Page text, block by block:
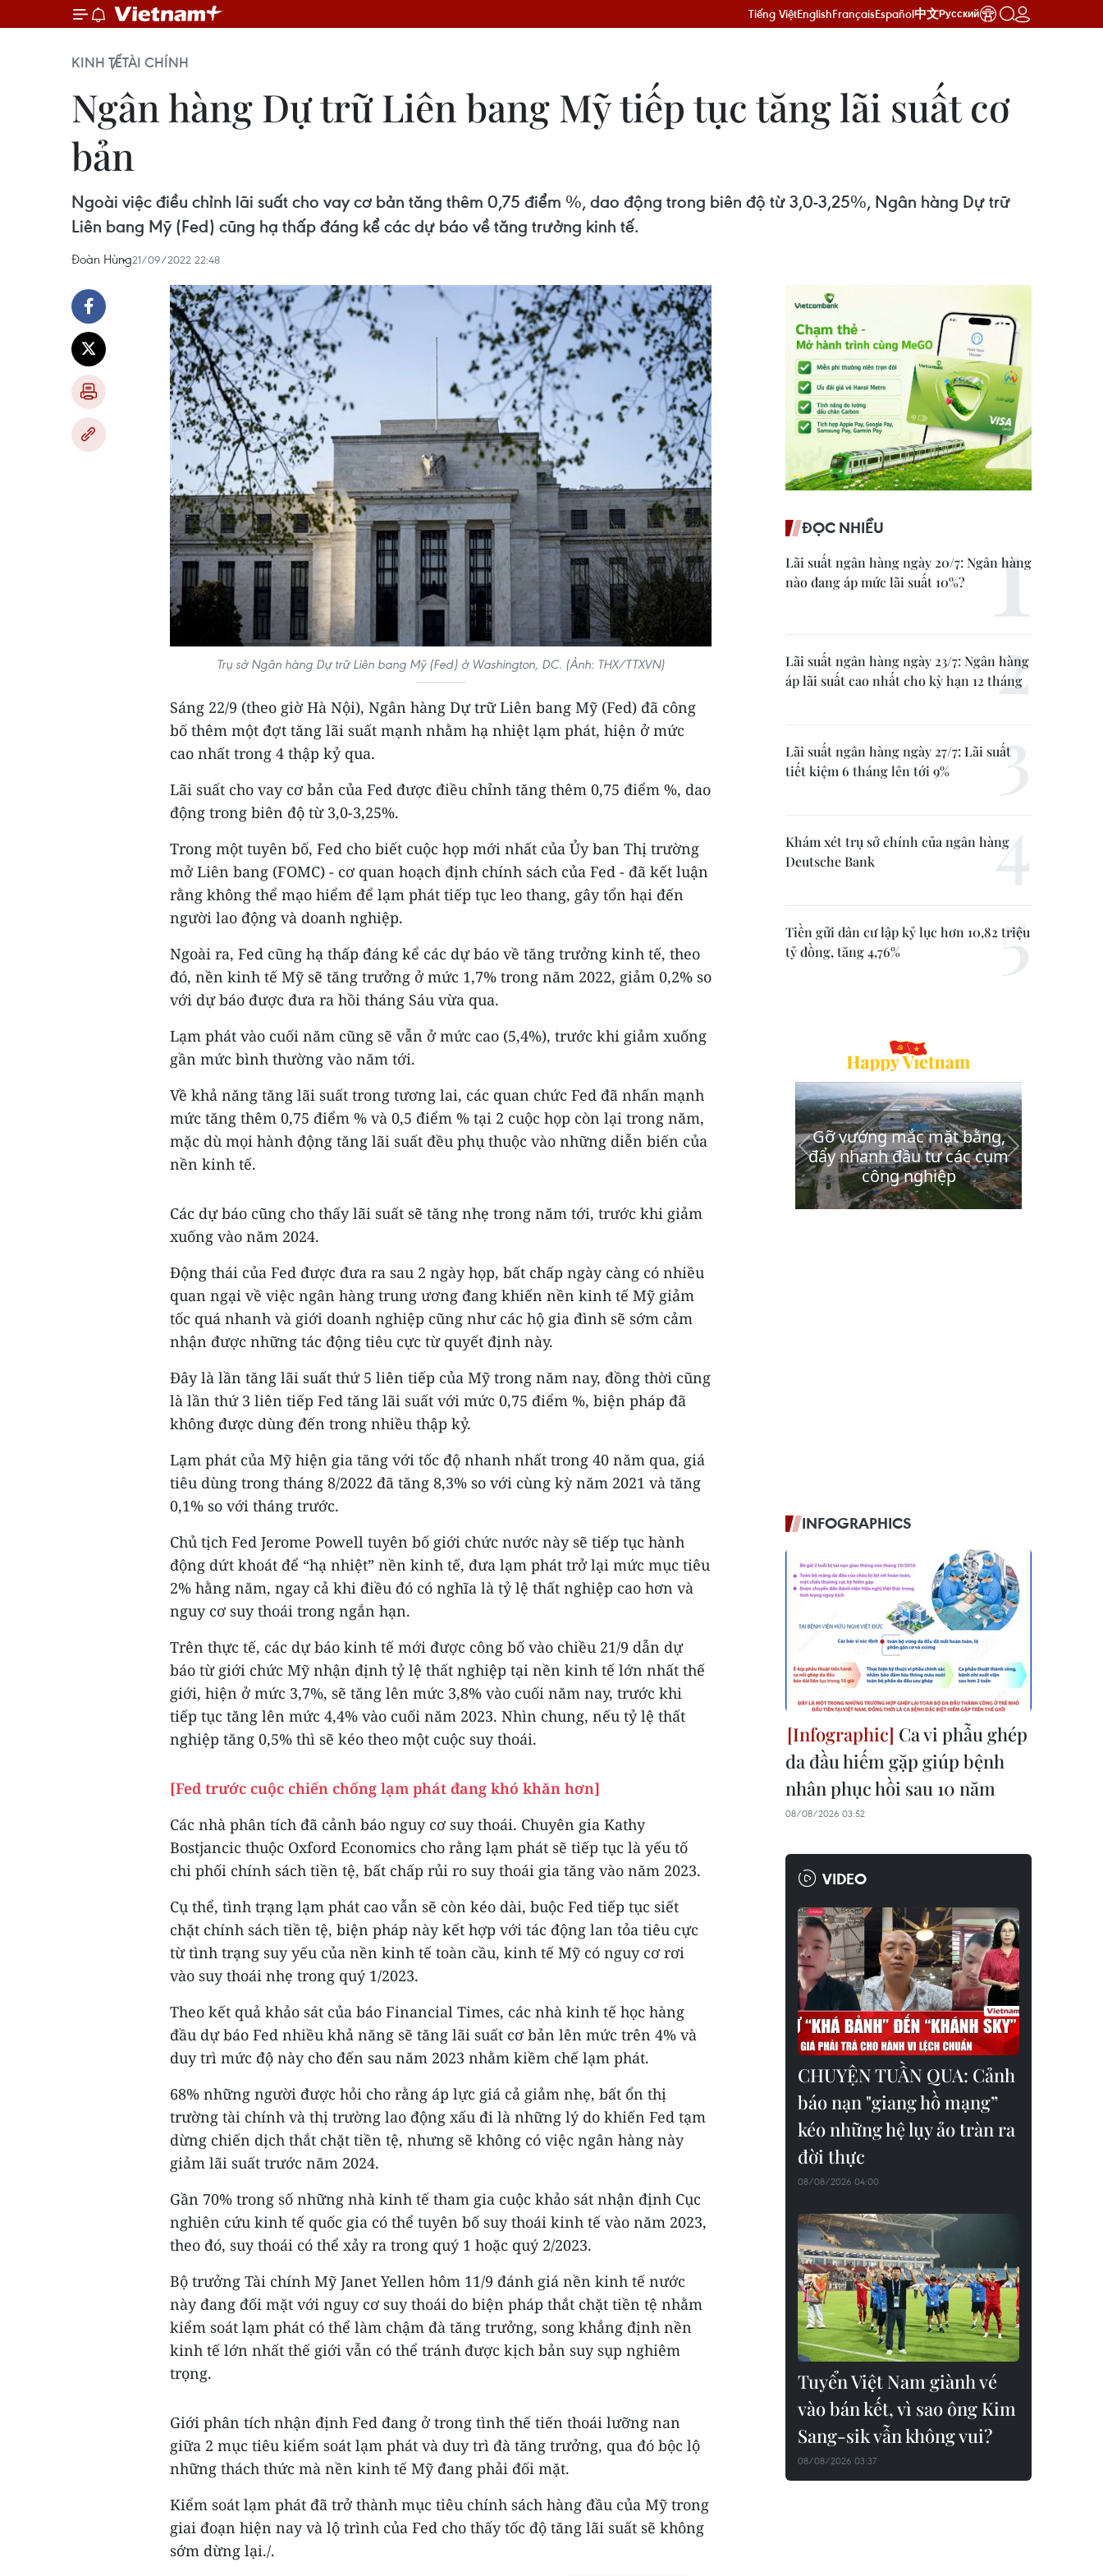
Tiếng ViệtEnglishFrançaisEspañol中文Русский
KINH TẾTÀI CHÍNH
Ngân hàng Dự trữ Liên bang Mỹ tiếp tục tăng lãi suất cơ
bản
Ngoài việc điều chỉnh lãi suất cho vay cơ bản tăng thêm 0,75 điểm %, dao động trong biên độ từ 3,0-3,25%, Ngân hàng Dự trữ
Liên bang Mỹ (Fed) cũng hạ thấp đáng kể các dự báo về tăng trưởng kinh tế.
Đoàn Hùng21/09/2022 22:48
Trụ sở Ngân hàng Dự trữ Liên bang Mỹ (Fed) ở Washington, DC. (Ảnh: THX/TTXVN)
Sáng 22/9 (theo giờ Hà Nội), Ngân hàng Dự trữ Liên bang Mỹ (Fed) đã công
bố thêm một đợt tăng lãi suất mạnh nhằm hạ nhiệt lạm phát, hiện ở mức
cao nhất trong 4 thập kỷ qua.
Lãi suất cho vay cơ bản của Fed được điều chỉnh tăng thêm 0,75 điểm %, dao
động trong biên độ từ 3,0-3,25%.
Trong một tuyên bố, Fed cho biết cuộc họp mới nhất của Ủy ban Thị trường
mở Liên bang (FOMC) - cơ quan hoạch định chính sách của Fed - đã kết luận
rằng không thể mạo hiểm để lạm phát tiếp tục leo thang, gây tổn hại đến
người lao động và doanh nghiệp.
Ngoài ra, Fed cũng hạ thấp đáng kể các dự báo về tăng trưởng kinh tế, theo
đó, nền kinh tế Mỹ sẽ tăng trưởng ở mức 1,7% trong năm 2022, giảm 0,2% so
với dự báo được đưa ra hồi tháng Sáu vừa qua.
Lạm phát vào cuối năm cũng sẽ vẫn ở mức cao (5,4%), trước khi giảm xuống
gần mức bình thường vào năm tới.
Về khả năng tăng lãi suất trong tương lai, các quan chức Fed đã nhấn mạnh
mức tăng thêm 0,75 điểm % và 0,5 điểm % tại 2 cuộc họp còn lại trong năm,
mặc dù mọi hành động tăng lãi suất đều phụ thuộc vào những diễn biến của
nền kinh tế.
Các dự báo cũng cho thấy lãi suất sẽ tăng nhẹ trong năm tới, trước khi giảm
xuống vào năm 2024.
Động thái của Fed được đưa ra sau 2 ngày họp, bất chấp ngày càng có nhiều
quan ngại về việc ngân hàng trung ương đang khiến nền kinh tế Mỹ giảm
tốc quá nhanh và giới doanh nghiệp cũng như các hộ gia đình sẽ sớm cảm
nhận được những tác động tiêu cực từ quyết định này.
Đây là lần tăng lãi suất thứ 5 liên tiếp của Mỹ trong năm nay, đồng thời cũng
là lần thứ 3 liên tiếp Fed tăng lãi suất với mức 0,75 điểm %, biện pháp đã
không được dùng đến trong nhiều thập kỷ.
Lạm phát của Mỹ hiện gia tăng với tốc độ nhanh nhất trong 40 năm qua, giá
tiêu dùng trong tháng 8/2022 đã tăng 8,3% so với cùng kỳ năm 2021 và tăng
0,1% so với tháng trước.
Chủ tịch Fed Jerome Powell tuyên bố giới chức nước này sẽ tiếp tục hành
động dứt khoát để “hạ nhiệt” nền kinh tế, đưa lạm phát trở lại mức mục tiêu
2% hằng năm, ngay cả khi điều đó có nghĩa là tỷ lệ thất nghiệp cao hơn và
nguy cơ suy thoái trong ngắn hạn.
Trên thực tế, các dự báo kinh tế mới được công bố vào chiều 21/9 dẫn dự
báo từ giới chức Mỹ nhận định tỷ lệ thất nghiệp tại nền kinh tế lớn nhất thế
giới, hiện ở mức 3,7%, sẽ tăng lên mức 3,8% vào cuối năm nay, trước khi
tiếp tục tăng lên mức 4,4% vào cuối năm 2023. Nhìn chung, nếu tỷ lệ thất
nghiệp tăng 0,5% thì sẽ kéo theo một cuộc suy thoái.
[Fed trước cuộc chiến chống lạm phát đang khó khăn hơn]
Các nhà phân tích đã cảnh báo nguy cơ suy thoái. Chuyên gia Kathy
Bostjancic thuộc Oxford Economics cho rằng lạm phát sẽ tiếp tục là yếu tố
chi phối chính sách tiền tệ, bất chấp rủi ro suy thoái gia tăng vào năm 2023.
Cụ thể, tình trạng lạm phát cao vẫn sẽ còn kéo dài, buộc Fed tiếp tục siết
chặt chính sách tiền tệ, biện pháp này kết hợp với tác động lan tỏa tiêu cực
từ tình trạng suy yếu của nền kinh tế toàn cầu, kinh tế Mỹ có nguy cơ rơi
vào suy thoái nhẹ trong quý 1/2023.
Theo kết quả khảo sát của báo Financial Times, các nhà kinh tế học hàng
đầu dự báo Fed nhiều khả năng sẽ tăng lãi suất cơ bản lên mức trên 4% và
duy trì mức độ này cho đến sau năm 2023 nhằm kiềm chế lạm phát.
68% những người được hỏi cho rằng áp lực giá cả giảm nhẹ, bất ổn thị
trường tài chính và thị trường lao động xấu đi là những lý do khiến Fed tạm
dừng chiến dịch thắt chặt tiền tệ, nhưng sẽ không có việc ngân hàng này
giảm lãi suất trước năm 2024.
Gần 70% trong số những nhà kinh tế tham gia cuộc khảo sát nhận định Cục
nghiên cứu kinh tế quốc gia có thể tuyên bố suy thoái kinh tế vào năm 2023,
theo đó, suy thoái có thể xảy ra trong quý 1 hoặc quý 2/2023.
Bộ trưởng Tài chính Mỹ Janet Yellen hôm 11/9 đánh giá nền kinh tế nước
này đang đối mặt với nguy cơ suy thoái do biện pháp thắt chặt tiền tệ nhằm
kiểm soát lạm phát có thể làm chậm đà tăng trưởng, song khẳng định nền
kinh tế lớn nhất thế giới vẫn có thể tránh được kịch bản suy sụp nghiêm
trọng.
Giới phân tích nhận định Fed đang ở trong tình thế tiến thoái lưỡng nan
giữa 2 mục tiêu kiểm soát lạm phát và duy trì đà tăng trưởng, qua đó bộc lộ
những thách thức mà nền kinh tế Mỹ đang phải đối mặt.
Kiểm soát lạm phát đã trở thành mục tiêu chính sách hàng đầu của Mỹ trong
giai đoạn hiện nay và lộ trình của Fed cho thấy tốc độ tăng lãi suất sẽ không
sớm dừng lại./.
ĐỌC NHIỀU
Lãi suất ngân hàng ngày 20/7: Ngân hàng
nào đang áp mức lãi suất 10%?
Lãi suất ngân hàng ngày 23/7: Ngân hàng
áp lãi suất cao nhất cho kỳ hạn 12 tháng
Lãi suất ngân hàng ngày 27/7: Lãi suất
tiết kiệm 6 tháng lên tới 9%
Khám xét trụ sở chính của ngân hàng
Deutsche Bank
Tiền gửi dân cư lập kỷ lục hơn 10,82 triệu
tỷ đồng, tăng 4,76%
INFOGRAPHICS
Ca vi phẫu ghép
da đầu hiếm gặp giúp bệnh
nhân phục hồi sau 10 năm
08/08/2026 03:52
VIDEO
CHUYỆN TUẦN QUA: Cảnh
báo nạn "giang hồ mạng”
kéo những hệ lụy ảo tràn ra
đời thực
08/08/2026 04:00
Tuyển Việt Nam giành vé
vào bán kết, vì sao ông Kim
Sang-sik vẫn không vui?
08/08/2026 03:37